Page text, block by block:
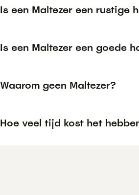
Is een Maltezer een rustige
Is een Maltezer een goede
Waarom geen Maltezer?
Hoe veel tijd kost het